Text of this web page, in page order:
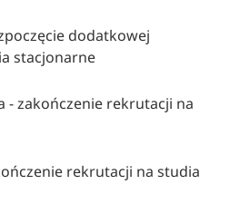
dodatkowej
stacjonarne
- zakończenie rekrutacji na
rekrutacji na studia